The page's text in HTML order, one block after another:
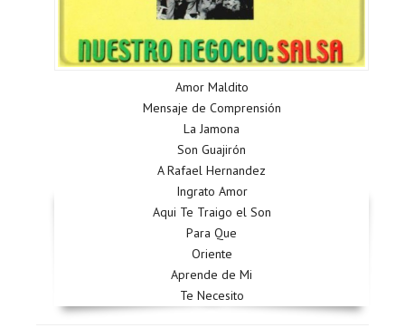
Amor Maldito
Mensaje de Comprensión
La Jamona
Son Guajirón
A Rafael Hernandez
Ingrato Amor
Aqui Te Traigo el Son
Para Que
Oriente
Aprende de Mi
Te Necesito